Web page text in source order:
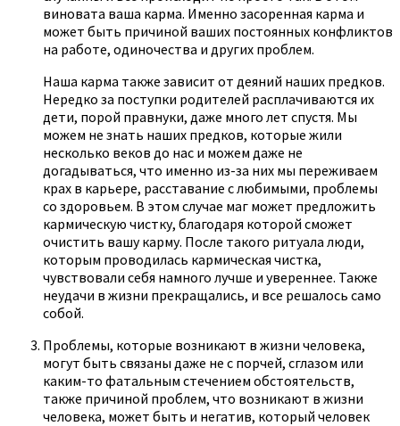
виновата ваша карма. Именно засоренная карма и
может быть причиной ваших постоянных конфликтов
на работе, одиночества и других проблем.
Наша карма также зависит от деяний наших предков.
Нередко за поступки родителей расплачиваются их
дети, порой правнуки, даже много лет спустя. Мы
можем не знать наших предков, которые жили
несколько веков до нас и можем даже не
догадываться, что именно из-за них мы переживаем
крах в карьере, расставание с любимыми, проблемы
со здоровьем. В этом случае маг может предложить
кармическую чистку, благодаря которой сможет
очистить вашу карму. После такого ритуала люди,
которым проводилась кармическая чистка,
чувствовали себя намного лучше и увереннее. Также
неудачи в жизни прекращались, и все решалось само
собой.
Проблемы, которые возникают в жизни человека,
могут быть связаны даже не с порчей, сглазом или
каким-то фатальным стечением обстоятельств,
также причиной проблем, что возникают в жизни
человека, может быть и негатив, который человек